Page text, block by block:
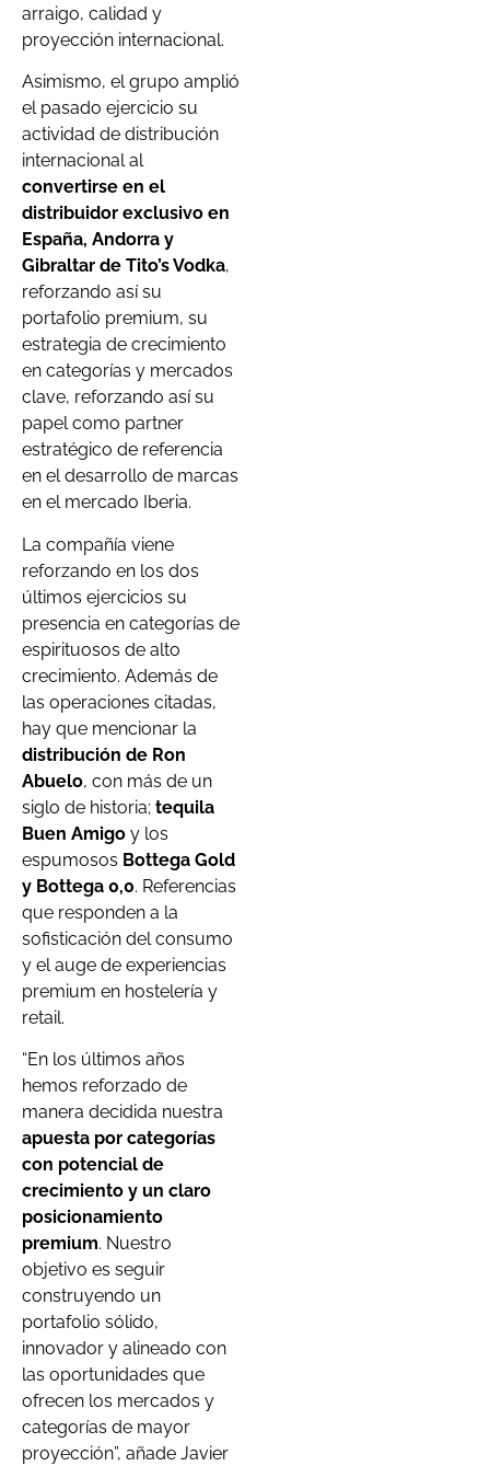
arraigo, calidad y
proyección internacional.
Asimismo, el grupo amplió
el pasado ejercicio su
actividad de distribución
internacional al
convertirse en el
distribuidor exclusivo en
España, Andorra y
Gibraltar de Tito’s Vodka,
reforzando así su
portafolio premium, su
estrategia de crecimiento
en categorías y mercados
clave, reforzando así su
papel como partner
estratégico de referencia
en el desarrollo de marcas
en el mercado Iberia.
La compañía viene
reforzando en los dos
últimos ejercicios su
presencia en categorías de
espirituosos de alto
crecimiento. Además de
las operaciones citadas,
hay que mencionar la
distribución de Ron
Abuelo, con más de un
siglo de historia; tequila
Buen Amigo y los
espumosos Bottega Gold
y Bottega 0,0. Referencias
que responden a la
sofisticación del consumo
y el auge de experiencias
premium en hostelería y
retail.
“En los últimos años
hemos reforzado de
manera decidida nuestra
apuesta por categorías
con potencial de
crecimiento y un claro
posicionamiento
premium. Nuestro
objetivo es seguir
construyendo un
portafolio sólido,
innovador y alineado con
las oportunidades que
ofrecen los mercados y
categorías de mayor
proyección”, añade Javier